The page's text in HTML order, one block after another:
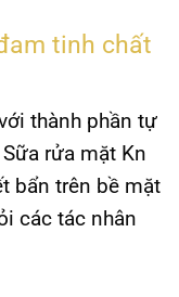
tinh chất
thành phần tự
rửa mặt Kn
bẩn trên bề mặt
các tác nhân